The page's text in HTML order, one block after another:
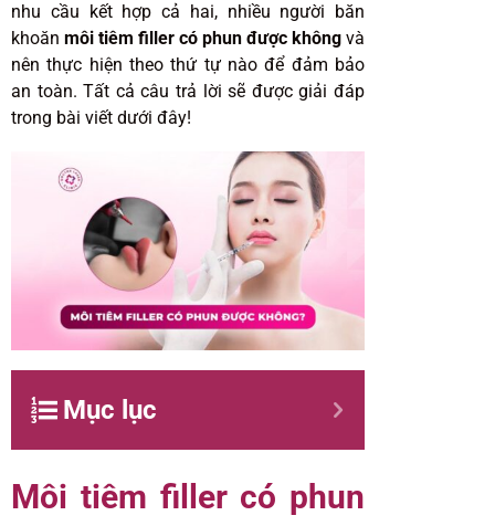
nhu cầu kết hợp cả hai, nhiều người băn
khoăn môi tiêm filler có phun được không và
nên thực hiện theo thứ tự nào để đảm bảo
an toàn. Tất cả câu trả lời sẽ được giải đáp
trong bài viết dưới đây!
Mục lục
Môi tiêm filler có phun